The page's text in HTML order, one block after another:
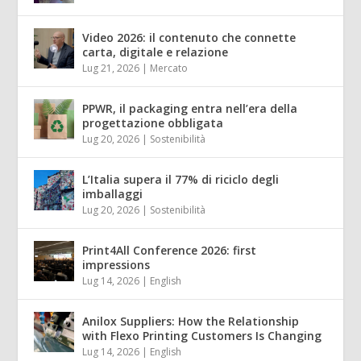
Video 2026: il contenuto che connette
carta, digitale e relazione
Lug 21, 2026 | Mercato
PPWR, il packaging entra nell’era della
progettazione obbligata
Lug 20, 2026 | Sostenibilità
L’Italia supera il 77% di riciclo degli
imballaggi
Lug 20, 2026 | Sostenibilità
Print4All Conference 2026: first
impressions
Lug 14, 2026 | English
Anilox Suppliers: How the Relationship
with Flexo Printing Customers Is Changing
Lug 14, 2026 | English